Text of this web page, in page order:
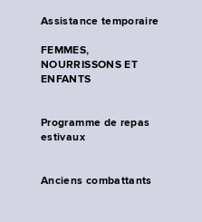
Assistance temporaire
FEMMES,
NOURRISSONS ET
ENFANTS
Programme de repas
estivaux
Anciens combattants